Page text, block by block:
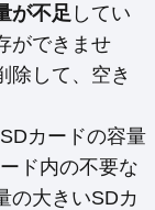
が不足 してい
ができませ
除して、空き
カードの容量
ド内の不要な
の大きいSDカ